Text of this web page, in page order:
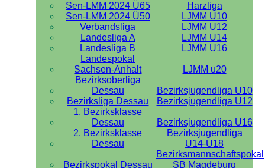
Sen-LMM 2024 Ü65
Harzliga
Sen-LMM 2024 Ü50
LJMM U10
Verbandsliga
LJMM U12
Landesliga A
LJMM U14
Landesliga B
LJMM U16
Landespokal
Sachsen-Anhalt
LJMM u20
Bezirksoberliga
Dessau
Bezirksjugendliga U10
Bezirksliga Dessau
Bezirksjugendliga U12
1. Bezirksklasse
Dessau
Bezirksjugendliga U16
2. Bezirksklasse
Dessau
Bezirksjugendliga
U14-U18
Bezirkspokal Dessau
Bezirksmannschaftspokal
SB Magdeburg